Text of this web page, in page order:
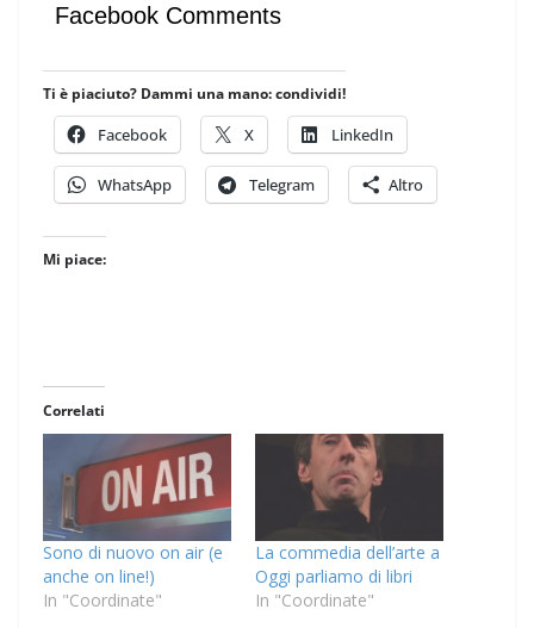
Facebook Comments
Ti è piaciuto? Dammi una mano: condividi!
Facebook X LinkedIn
WhatsApp Telegram Altro
Mi piace:
Correlati
Sono di nuovo on air (e
anche on line!)
In "Coordinate"
La commedia dell’arte a
Oggi parliamo di libri
In "Coordinate"